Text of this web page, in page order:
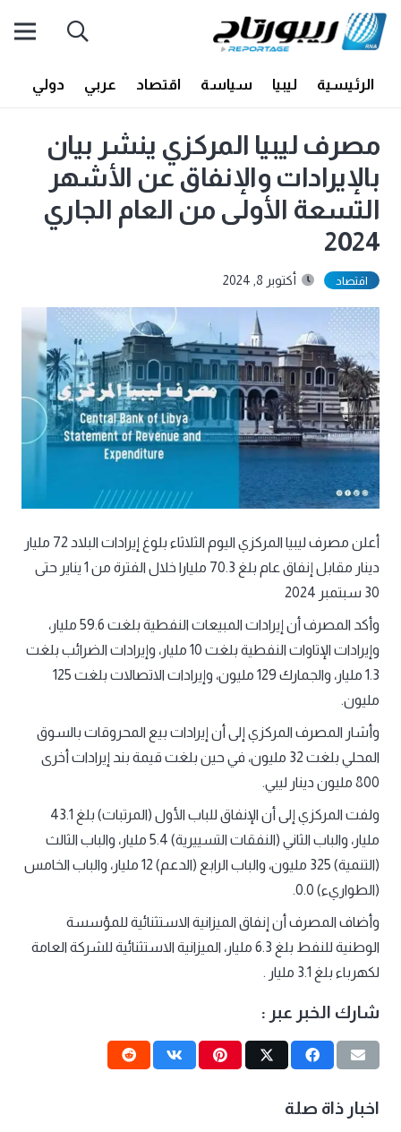
الرئيسية ليبيا سياسة اقتصاد عربي دولي
مصرف ليبيا المركزي ينشر بيان
بالإيرادات والإنفاق عن الأشهر
التسعة الأولى من العام الجاري
2024
اقتصاد أكتوبر 8, 2024
أعلن مصرف ليبيا المركزي اليوم الثلاثاء بلوغ إيرادات البلاد 72 مليار
دينار مقابل إنفاق عام بلغ 70.3 مليارا خلال الفترة من 1 يناير حتى
30 سبتمبر 2024
وأكد المصرف أن إيرادات المبيعات النفطية بلغت 59.6 مليار،
وإيرادات الإتاوات النفطية بلغت 10 مليار، وإيرادات الضرائب بلغت
1.3 مليار، والجمارك 129 مليون، وإيرادات الاتصالات بلغت 125
مليون.
وأشار المصرف المركزي إلى أن إيرادات بيع المحروقات بالسوق
المحلي بلغت 32 مليون، في حين بلغت قيمة بند إيرادات أخرى
800 مليون دينار ليبي.
ولفت المركزي إلى أن الإنفاق للباب الأول (المرتبات) بلغ 43.1
مليار، والباب الثاني (النفقات التسييرية) 5.4 مليار، والباب الثالث
(التنمية) 325 مليون، والباب الرابع (الدعم) 12 مليار، والباب الخامس
(الطواريء) 0.0.
وأضاف المصرف أن إنفاق الميزانية الاستثنائية للمؤسسة
الوطنية للنفط بلغ 6.3 مليار، الميزانية الاستثنائية للشركة العامة
لكهرباء بلغ 3.1 مليار .
شارك الخبر عبر :
اخبار ذاة صلة